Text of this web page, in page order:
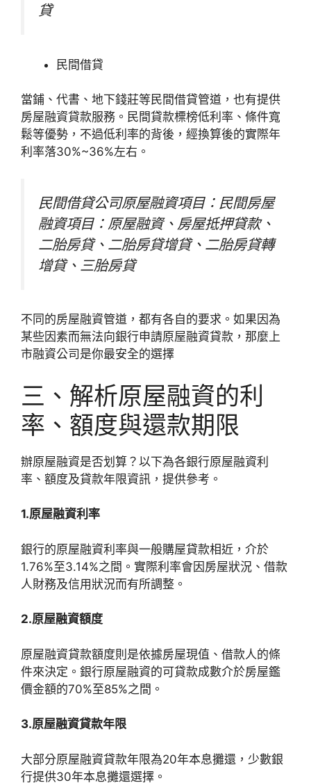
貸
民間借貸
當鋪、代書、地下錢莊等民間借貸管道，也有提供
房屋融資貸款服務。民間貸款標榜低利率、條件寬
鬆等優勢，不過低利率的背後，經換算後的實際年
利率落30%~36%左右。
民間借貸公司原屋融資項目：民間房屋
融資項目：原屋融資、房屋抵押貸款、
二胎房貸、二胎房貸增貸、二胎房貸轉
增貸、三胎房貸
不同的房屋融資管道，都有各自的要求。如果因為
某些因素而無法向銀行申請原屋融資貸款，那麼上
市融資公司是你最安全的選擇
三、解析原屋融資的利
率、額度與還款期限
辦原屋融資是否划算？以下為各銀行原屋融資利
率、額度及貸款年限資訊，提供參考。
1.原屋融資利率
銀行的原屋融資利率與一般購屋貸款相近，介於
1.76%至3.14%之間。實際利率會因房屋狀況、借款
人財務及信用狀況而有所調整。
2.原屋融資額度
原屋融資貸款額度則是依據房屋現值、借款人的條
件來決定。銀行原屋融資的可貸款成數介於房屋鑑
價金額的70%至85%之間。
3.原屋融資貸款年限
大部分原屋融資貸款年限為20年本息攤還，少數銀
行提供30年本息攤還選擇。